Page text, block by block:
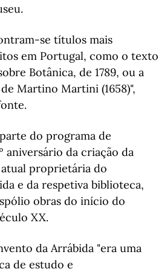
se títulos mais
em Portugal, como o texto
Botânica, de 1789, ou a
Martino Martini (1658)",
do programa de
aniversário da criação da
proprietária do
e da respetiva biblioteca,
obras do início do
XX.
da Arrábida "era uma
de estudo e